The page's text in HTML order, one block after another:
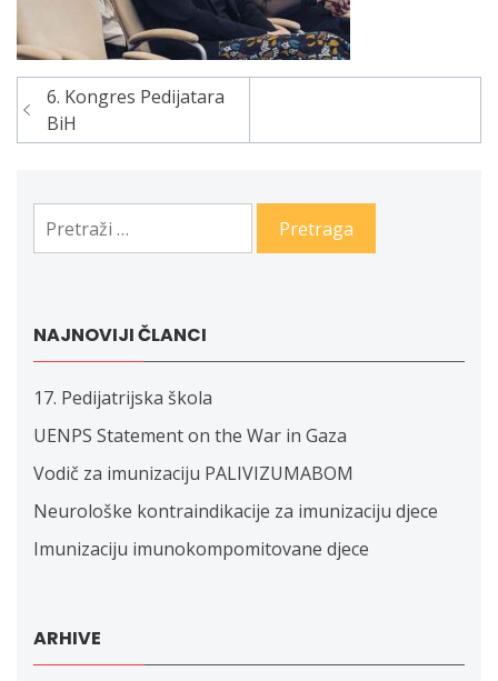
Navigacija
članaka
6. Kongres Pedijatara
BiH
Pretraga:
NAJNOVIJI ČLANCI
17. Pedijatrijska škola
UENPS Statement on the War in Gaza
Vodič za imunizaciju PALIVIZUMABOM
Neurološke kontraindikacije za imunizaciju djece
Imunizaciju imunokompomitovane djece
ARHIVE